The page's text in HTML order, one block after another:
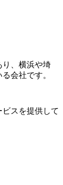
り、横浜や埼
会社です。
スを提供して